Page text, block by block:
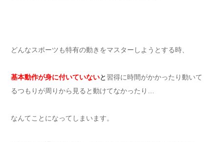
どんなスポーツも特有の動きをマスターしようとする時、
基本動作が身に付いていないと 習得に時間がかかったり動いて
るつもりが周りから見ると動けてなかったり…
なんてことになってしまいます。